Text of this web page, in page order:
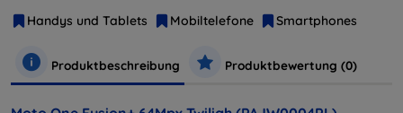
Handys und Tablets
Mobiltelefone Smartphones
Produktbeschreibung Produktbewertung (0)